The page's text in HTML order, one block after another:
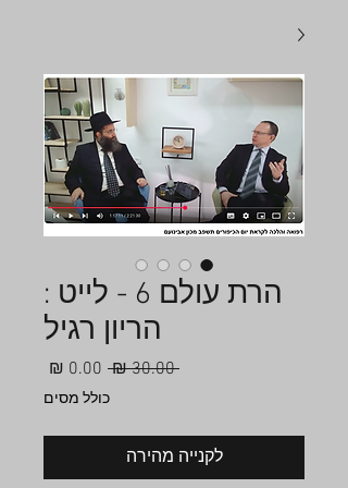
הרת עולם 6 - לייט :
הריון רגיל
‏30.00 ‏₪
מחיר
רגיל
מבצעכולל מסים
לקנייה מהירה